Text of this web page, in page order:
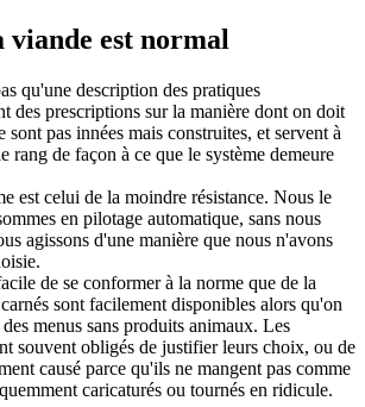
viande est normal
qu'une description des pratiques
des prescriptions sur la manière dont on doit
sont pas innées mais construites, et servent à
rang de façon à ce que le système demeure
est celui de la moindre résistance. Nous le
en pilotage automatique, sans nous
agissons d'une manière que nous n'avons
de se conformer à la norme que de la
sont facilement disponibles alors qu'on
menus sans produits animaux. Les
souvent obligés de justifier leurs choix, ou de
causé parce qu'ils ne mangent pas comme
caricaturés ou tournés en ridicule.